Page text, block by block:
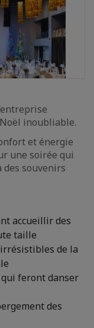
inoubliable.
et énergie
une soirée qui
souvenirs
accueillir des
taille
de la
feront danser
des